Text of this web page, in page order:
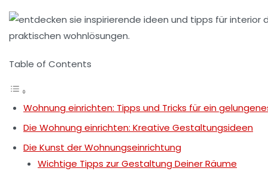
Table of Contents
Wohnung einrichten: Tipps und Tricks für ein
Die Wohnung einrichten: Kreative Gestaltungsideen
Die Kunst der Wohnungseinrichtung
Wichtige Tipps zur Gestaltung Deiner Räume